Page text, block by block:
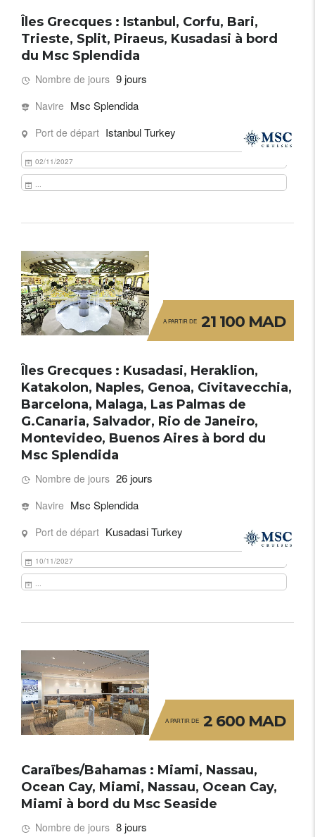
Îles Grecques : Istanbul, Corfu, Bari,
Trieste, Split, Piraeus, Kusadasi à bord
du Msc Splendida
Nombre de jours 9 jours
Navire Msc Splendida
Port de départ Istanbul Turkey
02/11/2027
...
A PARTIR DE 21 100 MAD
Îles Grecques : Kusadasi, Heraklion,
Katakolon, Naples, Genoa, Civitavecchia,
Barcelona, Malaga, Las Palmas de
G.Canaria, Salvador, Rio de Janeiro,
Montevideo, Buenos Aires à bord du
Msc Splendida
Nombre de jours 26 jours
Navire Msc Splendida
Port de départ Kusadasi Turkey
10/11/2027
...
A PARTIR DE 2 600 MAD
Caraïbes/Bahamas : Miami, Nassau,
Ocean Cay, Miami, Nassau, Ocean Cay,
Miami à bord du Msc Seaside
Nombre de jours 8 jours